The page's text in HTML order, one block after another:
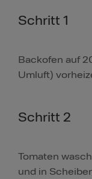
Schritt 1
Backofen auf
Umluft)
Schritt 2
Tomaten
und in